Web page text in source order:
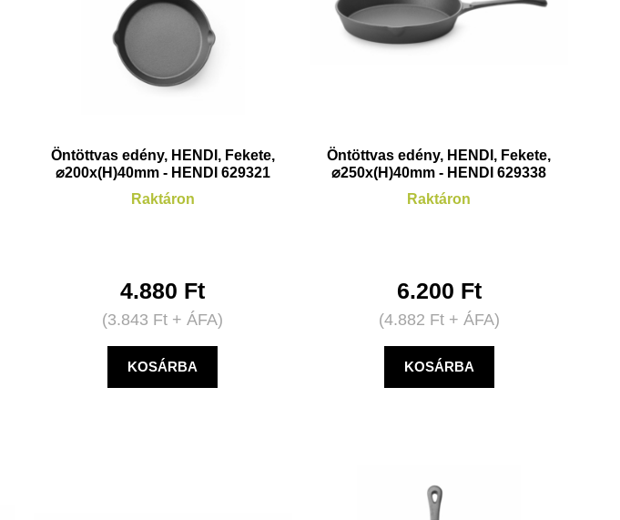
Öntöttvas edény, HENDI, Fekete,
⌀200x(H)40mm - HENDI 629321
Raktáron
4.880 Ft
(3.843 Ft + ÁFA)
KOSÁRBA
Öntöttvas edény, HENDI, Fekete,
⌀250x(H)40mm - HENDI 629338
Raktáron
6.200 Ft
(4.882 Ft+ ÁFA)
KOSÁRBA